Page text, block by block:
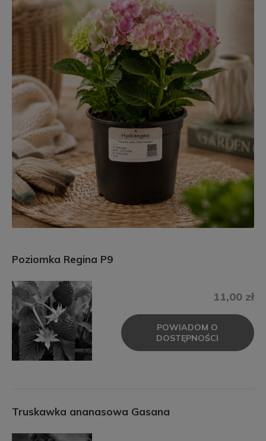
Poziomka Regina P9
11,00 zł
POWIADOM O
DOSTĘPNOŚCI
Truskawka ananasowa Gasana